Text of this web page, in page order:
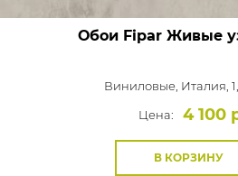
Обои Fipar Живые
Виниловые, Италия,
Цена:
4 100
В КОРЗИНУ